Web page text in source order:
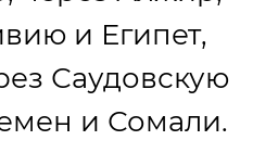
и Египет,
Саудовскую
и Сомали.